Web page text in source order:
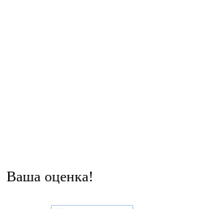
Ваша оценка!